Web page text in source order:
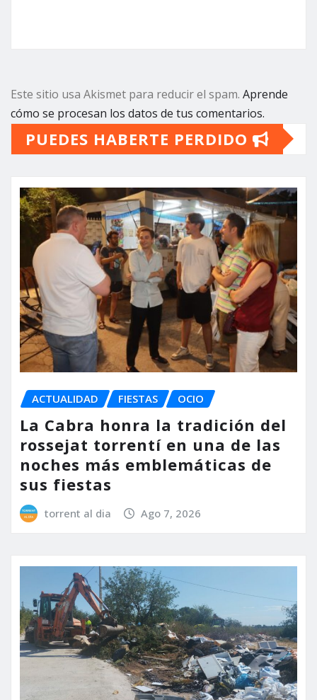
Este sitio usa Akismet para reducir el spam. Aprende
cómo se procesan los datos de tus comentarios.
PUEDES HABERTE PERDIDO
ACTUALIDAD FIESTAS OCIO
La Cabra honra la tradición del
rossejat torrentí en una de las
noches más emblemáticas de
sus fiestas
torrent al dia Ago 7, 2026